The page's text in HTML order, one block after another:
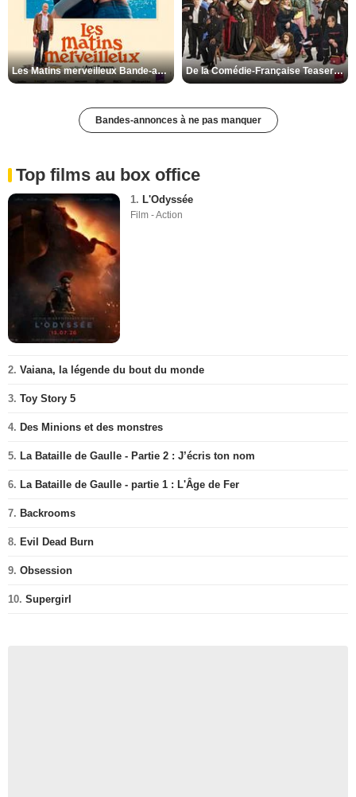
Les Matins merveilleux Bande-annonce VF De la Comédie-Française Teaser VF
Bandes-annonces à ne pas manquer
Top films au box office
1. L'Odyssée
Film - Action
2. Vaiana, la légende du bout du monde
3. Toy Story 5
4. Des Minions et des monstres
5. La Bataille de Gaulle - Partie 2 : J’écris ton nom
6. La Bataille de Gaulle - partie 1 : L'Âge de Fer
7. Backrooms
8. Evil Dead Burn
9. Obsession
10. Supergirl